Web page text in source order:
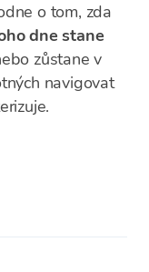
o tom, zda
dne stane
zůstane v
navigovat